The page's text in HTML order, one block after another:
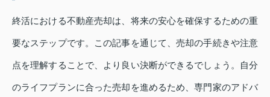
終活における不動産売却は、将来の安心を確保するための重
要なステップです。この記事を通じて、売却の手続きや注意
点を理解することで、より良い決断ができるでしょう。自分
のライフプランに合った売却を進めるため、専門家のアドバ